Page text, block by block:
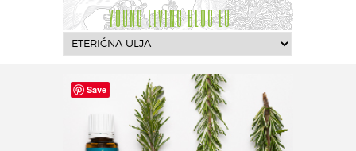
YOUNG LIVING BLOG EU
Save